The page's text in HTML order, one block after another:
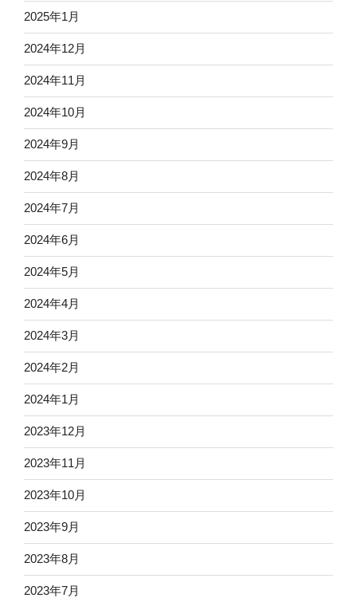
2025年1月
2024年12月
2024年11月
2024年10月
2024年9月
2024年8月
2024年7月
2024年6月
2024年5月
2024年4月
2024年3月
2024年2月
2024年1月
2023年12月
2023年11月
2023年10月
2023年9月
2023年8月
2023年7月